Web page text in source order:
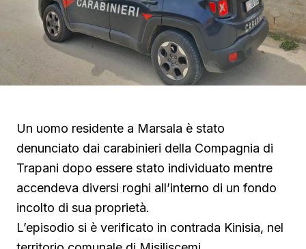
Un uomo residente a Marsala è stato
denunciato dai carabinieri della Compagnia di
Trapani dopo essere stato individuato mentre
accendeva diversi roghi all’interno di un fondo
incolto di sua proprietà.
L’episodio si è verificato in contrada Kinisia, nel